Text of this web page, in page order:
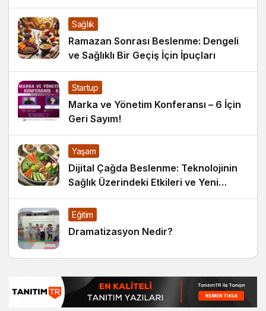
Sağlık
Ramazan Sonrası Beslenme: Dengeli
ve Sağlıklı Bir Geçiş İçin İpuçları
Startup
Marka ve Yönetim Konferansı – 6 İçin
Geri Sayım!
Yaşam
Dijital Çağda Beslenme: Teknolojinin
Sağlık Üzerindeki Etkileri ve Yeni
Alışkanlıklar
Eğitim
Dramatizasyon Nedir?